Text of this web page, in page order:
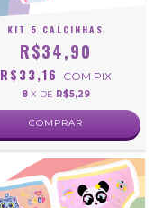
KIT 5 CALCINHAS
R$34,90
R$33,16 COM PIX
8 X DE R$5,29
COMPRAR